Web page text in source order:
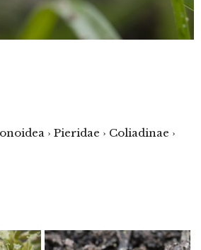
› Pieridae › Coliadinae ›